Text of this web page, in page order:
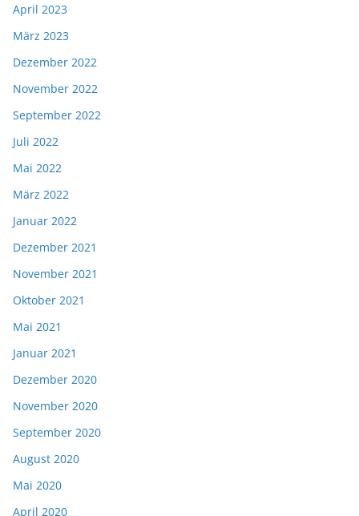
April 2023
März 2023
Dezember 2022
November 2022
September 2022
Juli 2022
Mai 2022
März 2022
Januar 2022
Dezember 2021
November 2021
Oktober 2021
Mai 2021
Januar 2021
Dezember 2020
November 2020
September 2020
August 2020
Mai 2020
April 2020